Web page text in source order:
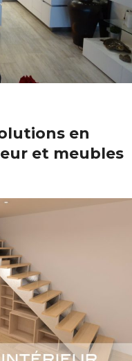
en
et meubles